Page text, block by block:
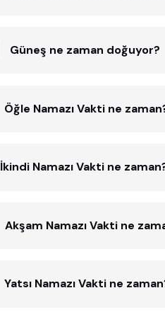
Güneş ne zaman doğuyor?
Öğle Namazı Vakti ne
İkindi Namazı Vakti ne
Akşam Namazı Vakti ne
Yatsı Namazı Vakti ne